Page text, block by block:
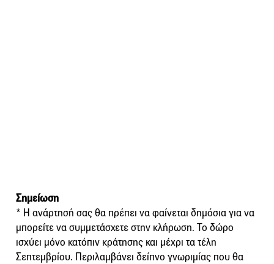
Σημείωση
* Η ανάρτησή σας θα πρέπει να φαίνεται δημόσια για να
μπορείτε να συμμετάσχετε στην κλήρωση. Το δώρο
ισχύει μόνο κατόπιν κράτησης και μέχρι τα τέλη
Σεπτεμβρίου. Περιλαμβάνει δείπνο γνωριμίας που θα